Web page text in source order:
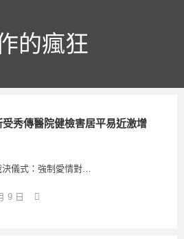
的瘋狂
秀傳醫院健檢害居平易近激增
決儀式：強制愛情對…
9 日